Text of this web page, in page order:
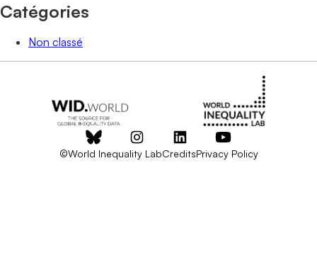
Catégories
Non classé
©World Inequality LabCreditsPrivacy Policy